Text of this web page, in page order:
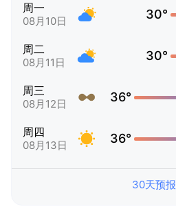
周一
08月10日 30°
周二
08月11日 30°
周三
08月12日 36°
周四
08月13日 36°
30天预报